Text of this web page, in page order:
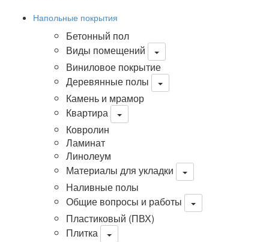
Напольные покрытия
Бетонный пол
Виды помещений
Виниловое покрытие
Деревянные полы
Камень и мрамор
Квартира
Ковролин
Ламинат
Линолеум
Материалы для укладки
Наливные полы
Общие вопросы и работы
Пластиковый (ПВХ)
Плитка